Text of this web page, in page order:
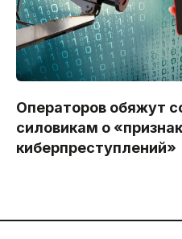
Операторов обяжут
силовикам о
киберпреступлений»